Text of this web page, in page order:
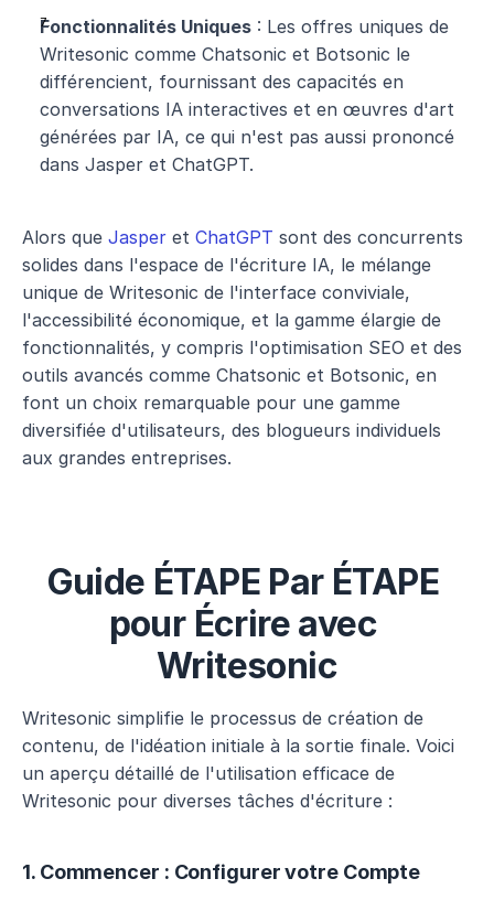
Fonctionnalités Uniques : Les offres uniques de
Writesonic comme Chatsonic et Botsonic le
différencient, fournissant des capacités en
conversations IA interactives et en œuvres d'art
générées par IA, ce qui n'est pas aussi prononcé
dans Jasper et ChatGPT.
Alors que Jasper et ChatGPT sont des concurrents
solides dans l'espace de l'écriture IA, le mélange
unique de Writesonic de l'interface conviviale,
l'accessibilité économique, et la gamme élargie de
fonctionnalités, y compris l'optimisation SEO et des
outils avancés comme Chatsonic et Botsonic, en
font un choix remarquable pour une gamme
diversifiée d'utilisateurs, des blogueurs individuels
aux grandes entreprises.
Guide ÉTAPE Par ÉTAPE
pour Écrire avec
Writesonic
Writesonic simplifie le processus de création de
contenu, de l'idéation initiale à la sortie finale. Voici
un aperçu détaillé de l'utilisation efficace de
Writesonic pour diverses tâches d'écriture :
1. Commencer : Configurer votre Compte